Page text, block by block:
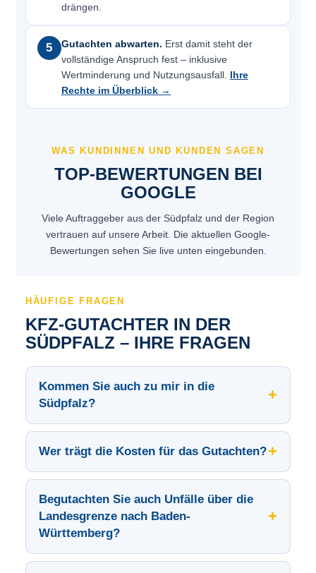
drängen.
5 Gutachten abwarten. Erst damit steht der
vollständige Anspruch fest – inklusive
Wertminderung und Nutzungsausfall. Ihre
Rechte im Überblick →
WAS KUNDINNEN UND KUNDEN SAGEN
TOP-BEWERTUNGEN BEI
GOOGLE
Viele Auftraggeber aus der Südpfalz und der Region
vertrauen auf unsere Arbeit. Die aktuellen Google-
Bewertungen sehen Sie live unten eingebunden.
HÄUFIGE FRAGEN
KFZ-GUTACHTER IN DER
SÜDPFALZ – IHRE FRAGEN
Kommen Sie auch zu mir in die
Südpfalz?
+
Wer trägt die Kosten für das Gutachten?+
Begutachten Sie auch Unfälle über die
Landesgrenze nach Baden-
Württemberg?
+